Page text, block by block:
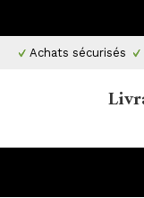
Achats sécurisés